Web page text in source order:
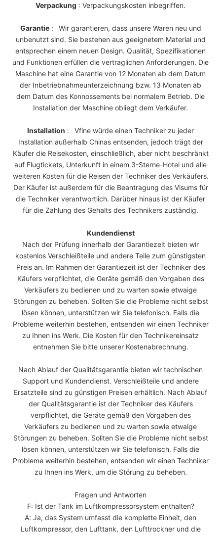
Verpackung : Verpackungskosten inbegriffen.
Garantie:
Wir garantieren, dass unsere Waren neu und
unbenutzt sind. Sie bestehen aus geeignetem Material und
entsprechen einem neuen Design. Qualität, Spezifikationen
und Funktionen erfüllen die vertraglichen Anforderungen. Die
Maschine hat eine Garantie von 12 Monaten ab dem Datum
der Inbetriebnahmeunterzeichnung bzw. 13 Monaten ab
dem Datum des Konnossements bei normalem Betrieb. Die
Installation der Maschine obliegt dem Verkäufer.
Installation :
Vfine würde einen Techniker zu jeder
Installation außerhalb Chinas entsenden, jedoch trägt der
Käufer die Reisekosten, einschließlich, aber nicht beschränkt
auf Flugtickets, Unterkunft in einem 3-Sterne-Hotel und alle
weiteren Kosten für die Reisen der Techniker des Verkäufers.
Der Käufer ist außerdem für die Beantragung des Visums für
die Techniker verantwortlich. Darüber hinaus ist der Käufer
für die Zahlung des Gehalts des Technikers zuständig.
Kundendienst
Nach der Prüfung innerhalb der Garantiezeit bieten wir
kostenlos Verschleißteile und andere Teile zum günstigsten
Preis an. Im Rahmen der Garantiezeit ist der Techniker des
Käufers verpflichtet, die Geräte gemäß den Vorgaben des
Verkäufers zu bedienen und zu warten sowie etwaige
Störungen zu beheben. Sollten Sie die Probleme nicht selbst
lösen können, unterstützen wir Sie telefonisch. Falls die
Probleme weiterhin bestehen, entsenden wir einen Techniker
zu Ihnen ins Werk. Die Kosten für den Technikereinsatz
entnehmen Sie bitte unserer Kostenabrechnung.
Nach Ablauf der Qualitätsgarantie bieten wir technischen
Support und Kundendienst. Verschleißteile und andere
Ersatzteile sind zu günstigen Preisen erhältlich. Nach Ablauf
der Qualitätsgarantie ist der Techniker des Käufers
verpflichtet, die Geräte gemäß den Vorgaben des
Verkäufers zu bedienen und zu warten sowie etwaige
Störungen zu beheben. Sollten Sie die Probleme nicht selbst
lösen können, unterstützen wir Sie telefonisch. Falls die
Probleme weiterhin bestehen, entsenden wir einen Techniker
zu Ihnen ins Werk, um die Störung zu beheben.
Fragen und Antworten
F: Ist der Tank im Luftkompressorsystem enthalten?
A: Ja, das System umfasst die komplette Einheit, den
Luftkompressor, den Lufttank, den Lufttrockner und die